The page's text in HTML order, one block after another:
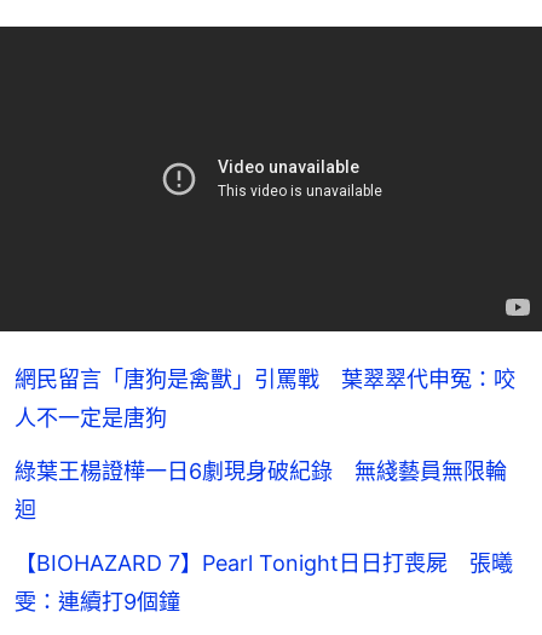
網民留言「唐狗是禽獸」引罵戰 葉翠翠代申冤：咬
人不一定是唐狗
綠葉王楊證樺一日6劇現身破紀錄 無綫藝員無限輪
迴
【BIOHAZARD 7】Pearl Tonight日日打喪屍 張曦
雯：連續打9個鐘